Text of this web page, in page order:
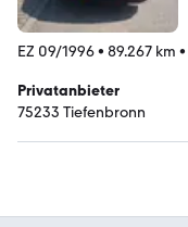
EZ 09/1996• 89.267 km •
Privatanbieter
75233 Tiefenbronn